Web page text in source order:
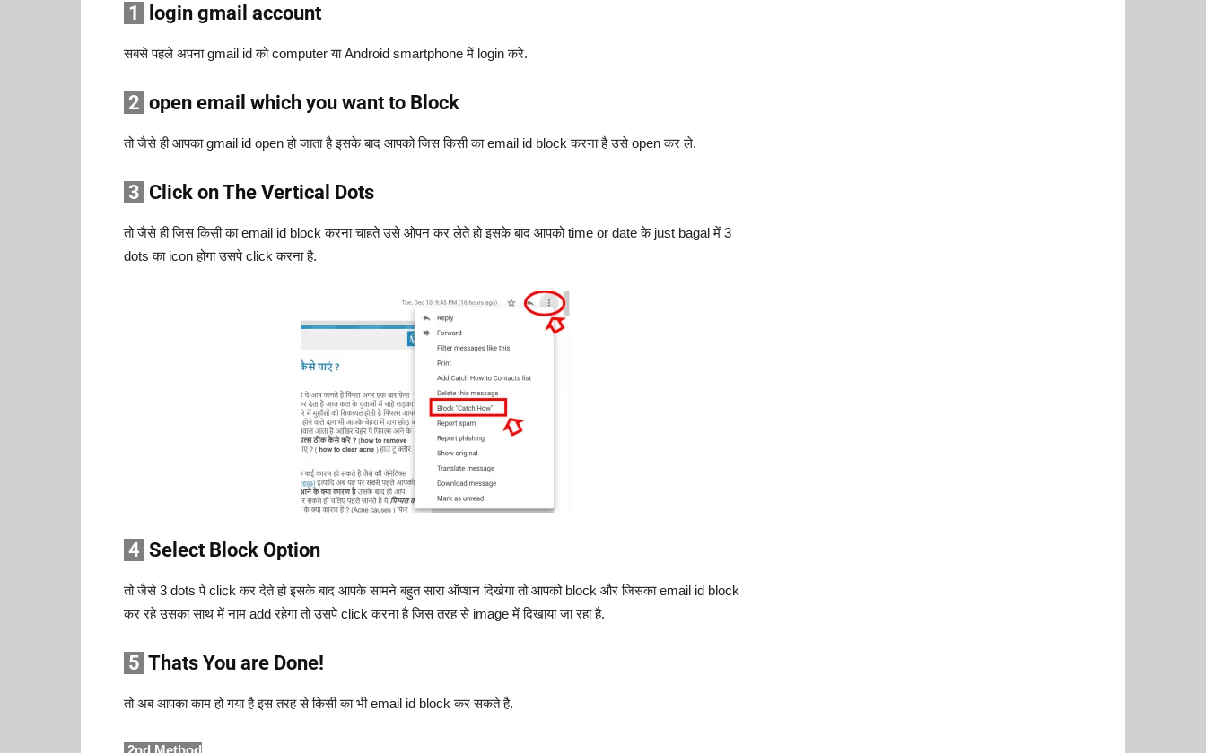
1 login gmail account
सबसे पहले अपना gmail id को computer या Android smartphone में login करे.
2 open email which you want to Block
तो जैसे ही आपका gmail id open हो जाता है इसके बाद आपको जिस किसी का email id block करना है उसे open कर ले.
3 Click on The Vertical Dots
तो जैसे ही जिस किसी का email id block करना चाहते उसे ओपन कर लेते हो इसके बाद आपको time or date के just bagal में 3
dots का icon होगा उसपे click करना है.
4 Select Block Option
तो जैसे 3 dots पे click कर देते हो इसके बाद आपके सामने बहुत सारा ऑप्शन दिखेगा तो आपको block और जिसका email id block
कर रहे उसका साथ में नाम add रहेगा तो उसपे click करना है जिस तरह से image में दिखाया जा रहा है.
5 Thats You are Done!
तो अब आपका काम हो गया है इस तरह से किसी का भी email id block कर सकते है.
2nd Method